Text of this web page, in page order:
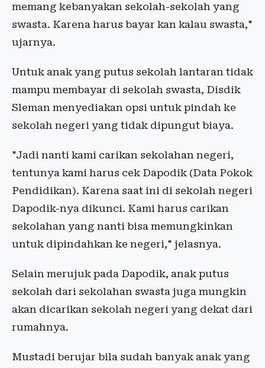
memang kebanyakan sekolah-sekolah yang
swasta. Karena harus bayar kan kalau swasta,"
ujarnya.
Untuk anak yang putus sekolah lantaran tidak
mampu membayar di sekolah swasta, Disdik
Sleman menyediakan opsi untuk pindah ke
sekolah negeri yang tidak dipungut biaya.
​"Jadi nanti kami carikan sekolahan negeri,
tentunya kami harus cek Dapodik (Data Pokok
Pendidikan). Karena saat ini di sekolah negeri
Dapodik-nya dikunci. Kami harus carikan
sekolahan yang nanti bisa memungkinkan
untuk dipindahkan ke negeri," jelasnya.
Selain merujuk pada Dapodik, anak putus
sekolah dari sekolahan swasta juga mungkin
akan dicarikan sekolah negeri yang dekat dari
rumahnya.
Mustadi berujar bila sudah banyak anak yang